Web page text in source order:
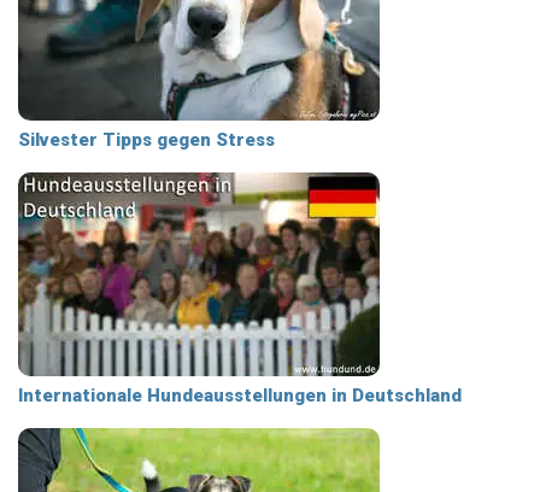
Silvester Tipps gegen Stress
Internationale Hundeausstellungen in Deutschland